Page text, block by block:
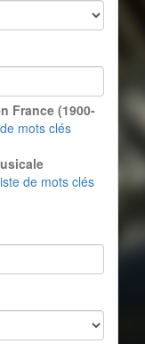
France (1900-
mots clés
de mots clés